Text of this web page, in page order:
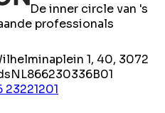
De inner circle van 's
professionals
1, 40, 3072
NL866230336B01
23221201